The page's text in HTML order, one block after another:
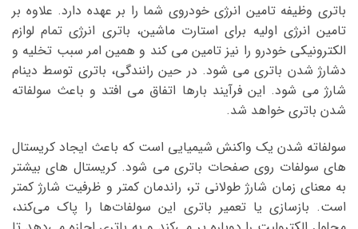
باتری وظیفه تامین انرژی خودروی شما را بر عهده دارد. علاوه بر
تامین انرژی اولیه برای استارت ماشین، باتری انرژی تمام لوازم
الکترونیکی خودرو را نیز تامین می کند و همین امر سبب تخلیه و
دشارژ شدن باتری می شود. در حین رانندگی، باتری توسط دینام
شارژ می شود. این فرآیند بارها اتفاق می افتد و باعث سولفاته
شدن باتری خواهد شد.
سولفاته شدن یک واکنش شیمیایی است که باعث ایجاد کریستال
های سولفات روی صفحات باتری می شود. کریستال های بیشتر
به معنای زمان شارژ طولانی تر، راندمان کمتر و ظرفیت شارژ کمتر
است. بازسازی یا تعمیر باتری این سولفات‌ها را پاک می‌کند،